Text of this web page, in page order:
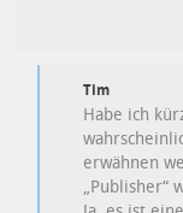
Tim
Habe ich
erwähnen
„Publisher“